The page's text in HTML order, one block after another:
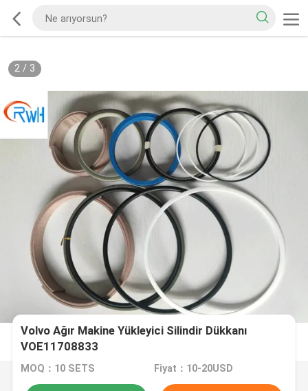
2/ 3
Volvo Ağır Makine Yükleyici Silindir Dükkanı
VOE11708833
MOQ：10 SETS Fiyat：10-20USD